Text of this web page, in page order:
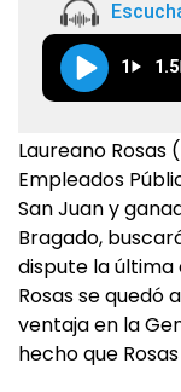
1 1.5
Laureano
Empleados
San Juan y
Bragado,
dispute la
Rosas se quedó
ventaja en la
hecho que